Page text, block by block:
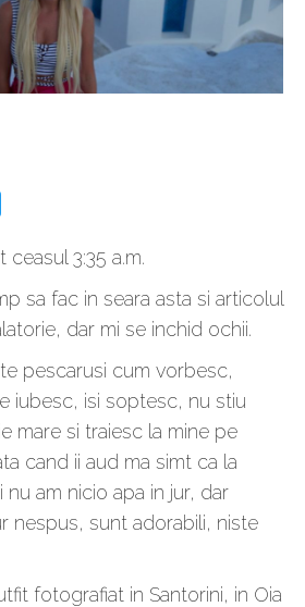
3:35 a.m.
sa fac in seara asta si articolul
dar mi se inchid ochii.
pescarusi cum vorbesc,
iubesc, isi soptesc, nu stiu
mare si traiesc la mine pe
cand ii aud ma simt ca la
nu am nicio apa in jur, dar
nespus, sunt adorabili, niste
fotografiat in Santorini, in Oia